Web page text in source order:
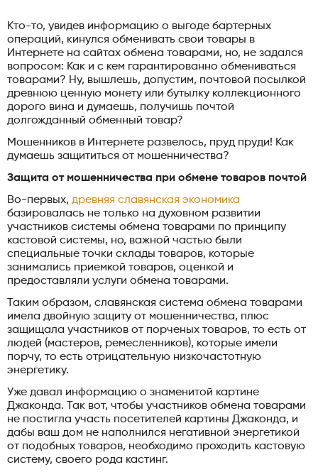
Кто-то, увидев информацию о выгоде бартерных
операций, кинулся обменивать свои товары в
Интернете на сайтах обмена товарами, но, не задался
вопросом: Как и с кем гарантированно обмениваться
товарами? Ну, вышлешь, допустим, почтовой посылкой
древнюю ценную монету или бутылку коллекционного
дорого вина и думаешь, получишь почтой
долгожданный обменный товар?
Мошенников в Интернете развелось, пруд пруди! Как
думаешь защититься от мошенничества?
Защита от мошенничества при обмене товаров почтой
Во-первых, древняя славянская экономика
базировалась не только на духовном развитии
участников системы обмена товарами по принципу
кастовой системы, но, важной частью были
специальные точки склады товаров, которые
занимались приемкой товаров, оценкой и
предоставляли услуги обмена товарами.
Таким образом, славянская система обмена товарами
имела двойную защиту от мошенничества, плюс
защищала участников от порченых товаров, то есть от
людей (мастеров, ремесленников), которые имели
порчу, то есть отрицательную низкочастотную
энергетику.
Уже давал информацию о знаменитой картине
Джаконда. Так вот, чтобы участников обмена товарами
не постигла участь посетителей картины Джаконда, и
дабы ваш дом не наполнился негативной энергетикой
от подобных товаров, необходимо проходить кастовую
систему, своего рода кастинг.